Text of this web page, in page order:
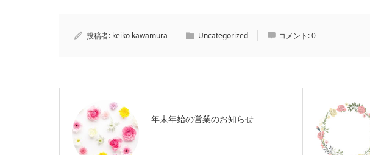
投稿者: keiko kawamura Uncategorized コメント:0
年末年始の営業のお知らせ